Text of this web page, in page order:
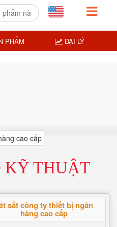
KỸ THUẬT
sắt công ty thiết bị ngân
hàng cao cấp
PHẨM ĐẠI LÝ